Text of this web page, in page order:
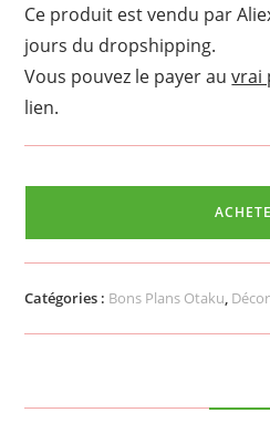
Ce produit est vendu par
jours du dropshipping.
Vous pouvez le payer auvrai
lien.
Catégories : Bons Plans Otaku,